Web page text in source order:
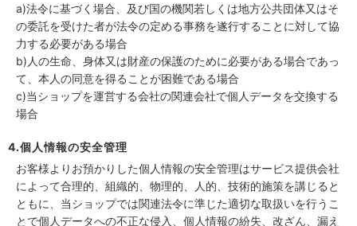
a)法令に基づく場合、及び国の機関若しくは地方公共団体又はそ
の委託を受けた者が法令の定める事務を遂行することに対して協
力する必要がある場合
b)人の生命、身体又は財産の保護のために必要がある場合であっ
て、本人の同意を得ることが困難である場合
c)当ショップを運営する会社の関連会社で個人データを交換する
場合
4.個人情報の安全管理
お客様よりお預かりした個人情報の安全管理はサービス提供会社
によって合理的、組織的、物理的、人的、技術的施策を講じると
ともに、当ショップでは関連法令に準じた適切な取扱いを行うこ
とで個人データへの不正な侵入、個人情報の紛失、改ざん、漏え